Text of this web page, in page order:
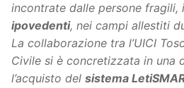
incontrate dalle persone fragili,
ipovedenti, nei campi allestiti
La collaborazione tra l’UICI
Civile si è concretizzata in una
l’acquisto del sistema